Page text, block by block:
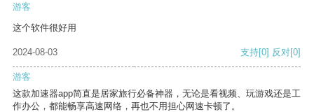
游客
这个软件很好用
2024-08-03 支持[0] 反对[0]
游客
这款加速器app简直是居家旅行必备神器，无论是看视频、玩游戏还是工
作办公，都能畅享高速网络，再也不用担心网速卡顿了。